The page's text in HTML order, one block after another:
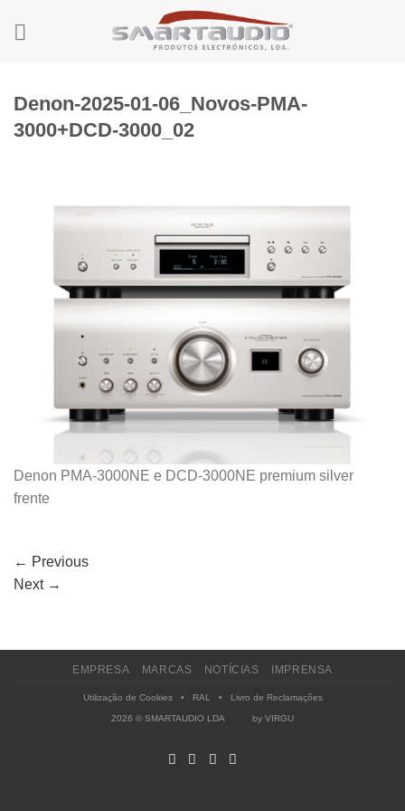
Denon-2025-01-06_Novos-PMA-
3000+DCD-3000_02
Denon PMA-3000NE e DCD-3000NE premium silver
frente
← Previous
Next →
EMPRESA MARCAS NOTÍCIAS IMPRENSA
Utilização de Cookies• RAL • Livro de Reclamações
2026 © SMARTAUDIO LDA by VIRGU